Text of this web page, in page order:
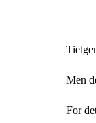
Men
For